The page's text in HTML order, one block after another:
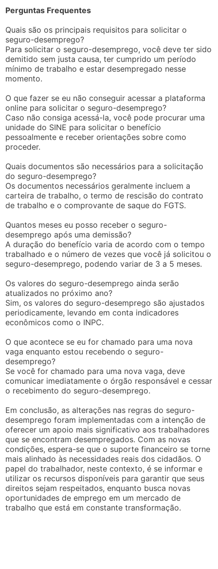
Perguntas Frequentes
Quais são os principais requisitos para solicitar o
seguro-desemprego?
Para solicitar o seguro-desemprego, você deve ter sido
demitido sem justa causa, ter cumprido um período
mínimo de trabalho e estar desempregado nesse
momento.
O que fazer se eu não conseguir acessar a plataforma
online para solicitar o seguro-desemprego?
Caso não consiga acessá-la, você pode procurar uma
unidade do SINE para solicitar o benefício
pessoalmente e receber orientações sobre como
proceder.
Quais documentos são necessários para a solicitação
do seguro-desemprego?
Os documentos necessários geralmente incluem a
carteira de trabalho, o termo de rescisão do contrato
de trabalho e o comprovante de saque do FGTS.
Quantos meses eu posso receber o seguro-
desemprego após uma demissão?
A duração do benefício varia de acordo com o tempo
trabalhado e o número de vezes que você já solicitou o
seguro-desemprego, podendo variar de 3 a 5 meses.
Os valores do seguro-desemprego ainda serão
atualizados no próximo ano?
Sim, os valores do seguro-desemprego são ajustados
periodicamente, levando em conta indicadores
econômicos como o INPC.
O que acontece se eu for chamado para uma nova
vaga enquanto estou recebendo o seguro-
desemprego?
Se você for chamado para uma nova vaga, deve
comunicar imediatamente o órgão responsável e cessar
o recebimento do seguro-desemprego.
Em conclusão, as alterações nas regras do seguro-
desemprego foram implementadas com a intenção de
oferecer um apoio mais significativo aos trabalhadores
que se encontram desempregados. Com as novas
condições, espera-se que o suporte financeiro se torne
mais alinhado às necessidades reais dos cidadãos. O
papel do trabalhador, neste contexto, é se informar e
utilizar os recursos disponíveis para garantir que seus
direitos sejam respeitados, enquanto busca novas
oportunidades de emprego em um mercado de
trabalho que está em constante transformação.